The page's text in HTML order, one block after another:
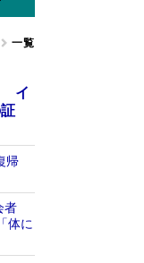
一覧
イ
帰
者
体に